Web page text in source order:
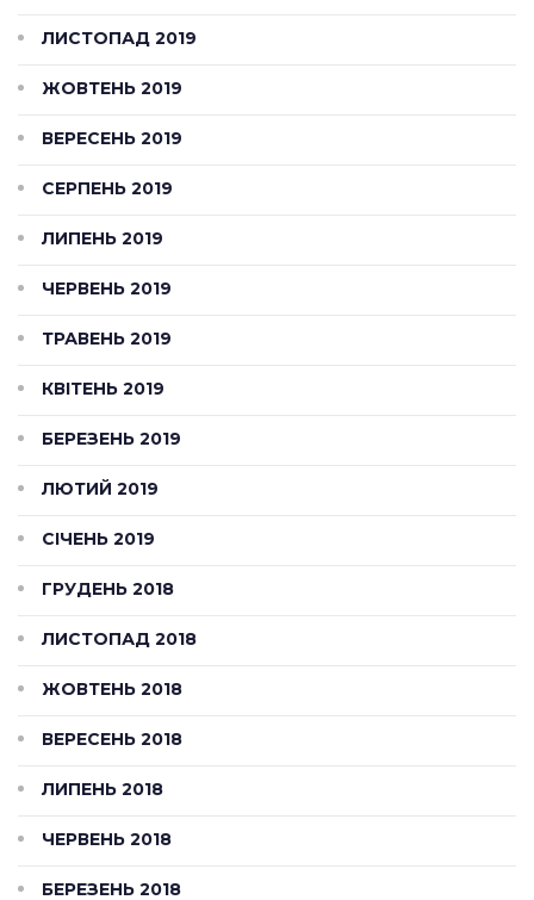
ЛИСТОПАД 2019
ЖОВТЕНЬ 2019
ВЕРЕСЕНЬ 2019
СЕРПЕНЬ 2019
ЛИПЕНЬ 2019
ЧЕРВЕНЬ 2019
ТРАВЕНЬ 2019
КВІТЕНЬ 2019
БЕРЕЗЕНЬ 2019
ЛЮТИЙ 2019
СІЧЕНЬ 2019
ГРУДЕНЬ 2018
ЛИСТОПАД 2018
ЖОВТЕНЬ 2018
ВЕРЕСЕНЬ 2018
ЛИПЕНЬ 2018
ЧЕРВЕНЬ 2018
БЕРЕЗЕНЬ 2018